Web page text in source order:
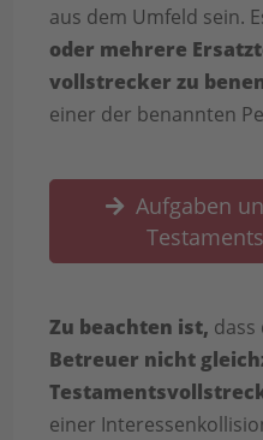
aus dem Umfeld sein.
oder mehrere
vollstrecker zu
einer der benannten
Aufgaben
Zu beachten ist, dass
Betreuer nicht
einer